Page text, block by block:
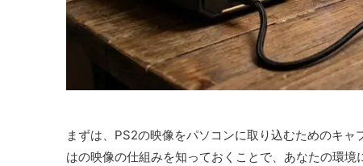
まずは、PS2の映像をパソコンに取り込むためのキ
はの映像の仕組みを知っておくことで、あなたの環